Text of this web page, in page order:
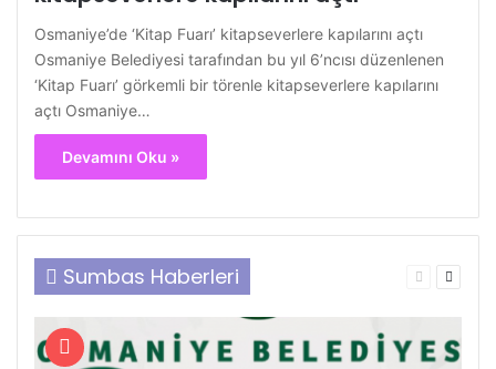
Osmaniye’de ‘Kitap Fuarı’ kitapseverlere kapılarını açtı
Osmaniye Belediyesi tarafından bu yıl 6’ncısı düzenlenen
‘Kitap Fuarı’ görkemli bir törenle kitapseverlere kapılarını
açtı Osmaniye…
Devamını Oku »
Sumbas Haberleri
Önceki